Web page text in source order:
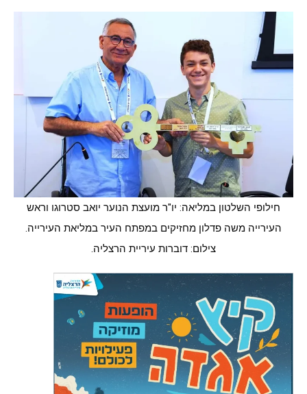
חילופי השלטון במליאה: יו"ר מועצת הנוער יואב סטרוגו וראש
העירייה משה פדלון מחזיקים במפתח העיר במליאת העירייה.
צילום: דוברות עיריית הרצליה.